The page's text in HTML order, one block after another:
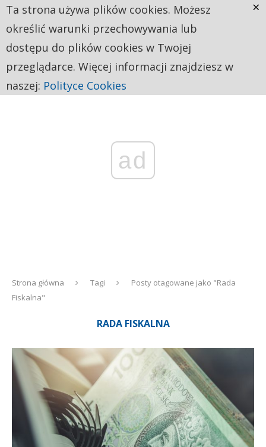
ad
Strona główna Tagi
Posty otagowane jako "Rada
Fiskalna"
RADA FISKALNA
Ta strona używa plików cookies. Możesz
określić warunki przechowywania lub
dostępu do plików cookies w Twojej
przeglądarce. Więcej informacji znajdziesz w
naszej: Polityce Cookies
×